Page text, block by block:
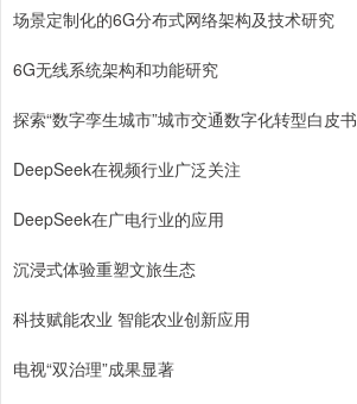
场景定制化的6G分布式网络架构及技术研究
6G无线系统架构和功能研究
探索“数字孪生城市”城市交通数字化转型白皮书
DeepSeek在视频行业广泛关注
DeepSeek在广电行业的应用
沉浸式体验重塑文旅生态
科技赋能农业 智能农业创新应用
电视“双治理”成果显著